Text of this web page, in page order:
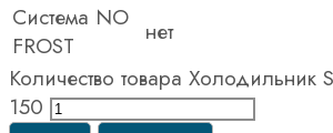
Система NO
FROST
нет
Количество товара Холодильник
150